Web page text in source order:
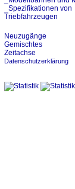
_Spezifikationen von
Triebfahrzeugen
Neuzugänge
Gemischtes
Zeitachse
Datenschutzerklärung